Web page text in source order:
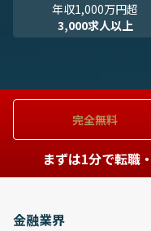
年収1,000万円超
3,000求人以上
完全無料
まずは1分で転職
金融業界